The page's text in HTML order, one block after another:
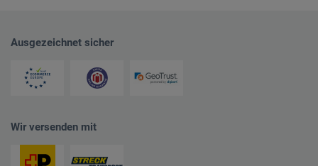
Ausgezeichnet sicher
Wir versenden mit